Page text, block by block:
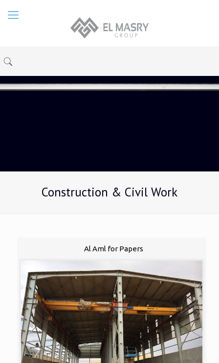
Construction & Civil Work
Al Aml for Papers